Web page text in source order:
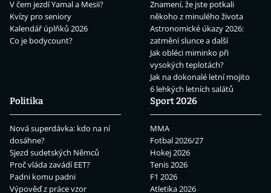
V čem jezdí Yamal a Mesii?
Kvízy pro seniory
Kalendář úplňků 2026
Co je bodycount?
Znamení, že jste potkali
někoho z minulého života
Astronomické úkazy 2026:
zatmění slunce a další
Jak obléci miminko při
vysokých teplotách?
Jak na dokonalé letní mojito
6 lehkých letních salátů
Politika
Nová superdávka: kdo na ní
dosáhne?
Sjezd sudetských Němců
Proč vláda zavádí EET?
Padni komu padni
Výpověď z práce vzor
Sport 2026
MMA
Fotbal 2026/27
Hokej 2026
Tenis 2026
F1 2026
Atletika 2026